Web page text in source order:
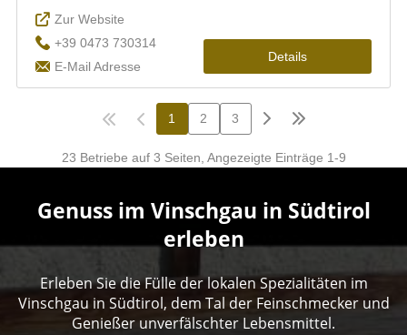
Genuss im Vinschgau in Südtirol
erleben
Erleben Sie die Fülle der lokalen Spezialitäten im
Vinschgau in Südtirol, dem Tal der Feinschmecker und
Genießer unverfälschter Lebensmittel.